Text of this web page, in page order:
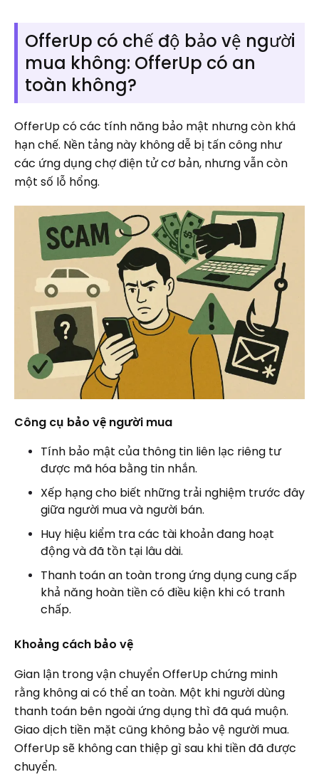
OfferUp có chế độ bảo vệ người
mua không: OfferUp có an
toàn không?
OfferUp có các tính năng bảo mật nhưng còn khá
hạn chế. Nền tảng này không dễ bị tấn công như
các ứng dụng chợ điện tử cơ bản, nhưng vẫn còn
một số lỗ hổng.
Công cụ bảo vệ người mua
Tính bảo mật của thông tin liên lạc riêng tư
được mã hóa bằng tin nhắn.
Xếp hạng cho biết những trải nghiệm trước đây
giữa người mua và người bán.
Huy hiệu kiểm tra các tài khoản đang hoạt
động và đã tồn tại lâu dài.
Thanh toán an toàn trong ứng dụng cung cấp
khả năng hoàn tiền có điều kiện khi có tranh
chấp.
Khoảng cách bảo vệ
Gian lận trong vận chuyển OfferUp chứng minh
rằng không ai có thể an toàn. Một khi người dùng
thanh toán bên ngoài ứng dụng thì đã quá muộn.
Giao dịch tiền mặt cũng không bảo vệ người mua.
OfferUp sẽ không can thiệp gì sau khi tiền đã được
chuyển.